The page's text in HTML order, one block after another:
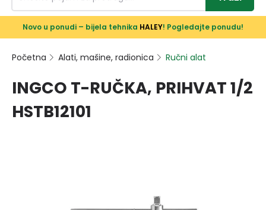
Novo u ponudi – bijela tehnika HALEY! Pogledajte ponudu!
Početna Alati, mašine, radionica Ručni alat
INGCO T-RUČKA, PRIHVAT 1/2
HSTB12101